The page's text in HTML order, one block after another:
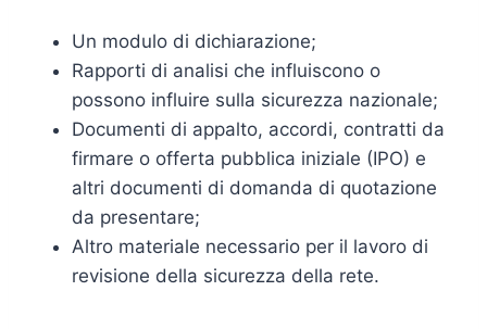
Un modulo di dichiarazione;
Rapporti di analisi che influiscono o
possono influire sulla sicurezza nazionale;
Documenti di appalto, accordi, contratti da
firmare o offerta pubblica iniziale (IPO) e
altri documenti di domanda di quotazione
da presentare;
Altro materiale necessario per il lavoro di
revisione della sicurezza della rete.